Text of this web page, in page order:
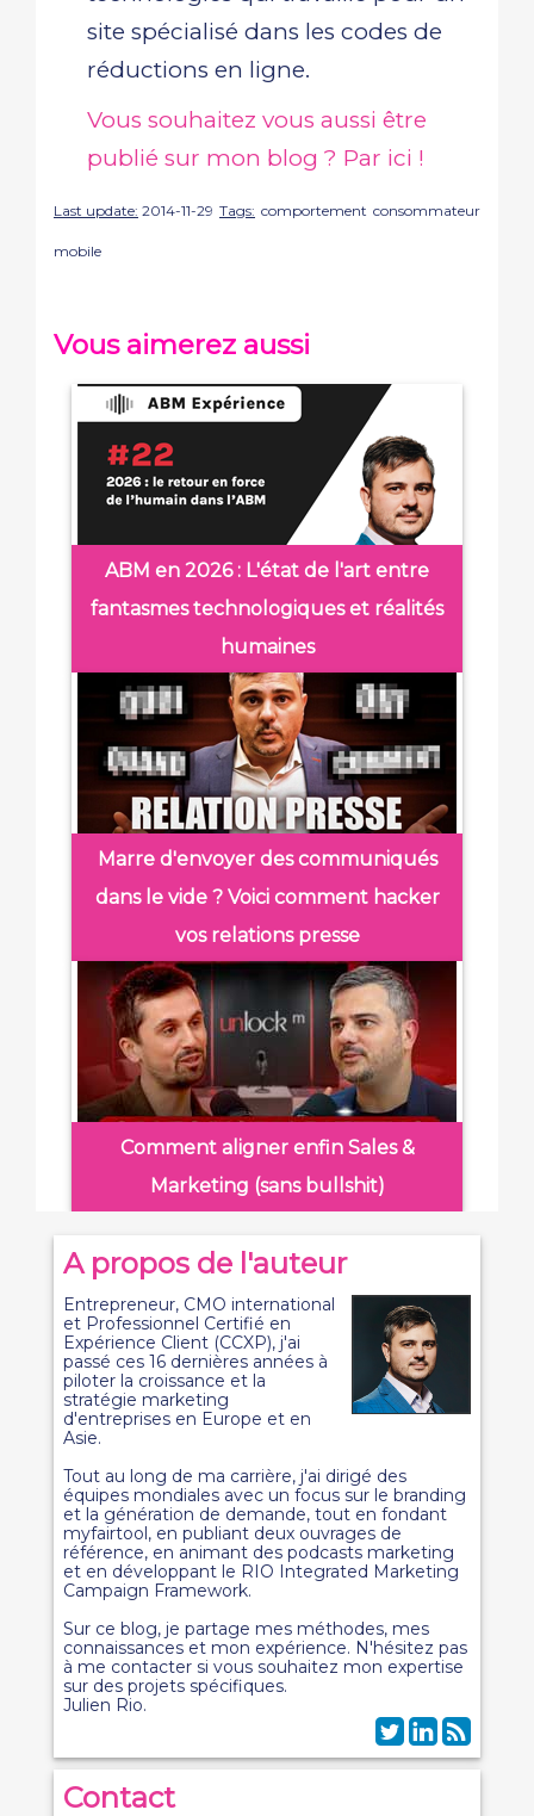
site spécialisé dans les codes de
réductions en ligne.
Vous souhaitez vous aussi être
publié sur mon blog ? Par ici !
Last update: 2014-11-29 Tags: comportement consommateur
mobile
Vous aimerez aussi
ABM en 2026 : L'état de l'art entre
fantasmes technologiques et réalités
humaines
Marre d'envoyer des communiqués
dans le vide ? Voici comment hacker
vos relations presse
Comment aligner enfin Sales &
Marketing (sans bullshit)
A propos de l'auteur
Entrepreneur, CMO international
et Professionnel Certifié en
Expérience Client (CCXP), j'ai
passé ces 16 dernières années à
piloter la croissance et la
stratégie marketing
d'entreprises en Europe et en
Asie.
Tout au long de ma carrière, j'ai dirigé des
équipes mondiales avec un focus sur le branding
et la génération de demande, tout en fondant
myfairtool, en publiant deux ouvrages de
référence, en animant des podcasts marketing
et en développant le RIO Integrated Marketing
Campaign Framework.
Sur ce blog, je partage mes méthodes, mes
connaissances et mon expérience. N'hésitez pas
à me contacter si vous souhaitez mon expertise
sur des projets spécifiques.
Julien Rio.
Contact